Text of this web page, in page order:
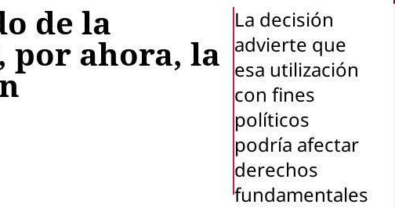
de la
por ahora, la
La decisión
advierte que
esa utilización
con fines
políticos
podría afectar
derechos
fundamentales